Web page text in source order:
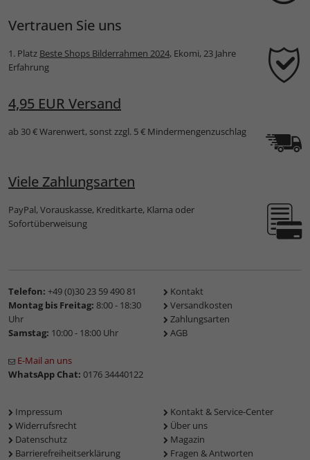
Vertrauen Sie uns
1. Platz Beste Shops Bilderrahmen 2024, Ekomi, 23 Jahre
Erfahrung
4,95 EUR Versand
ab 30 € Warenwert, sonst zzgl. 5 € Mindermengenzuschlag
Viele Zahlungsarten
PayPal, Vorauskasse, Kreditkarte, Klarna oder
Sofortüberweisung
Telefon: +49 (0)30 23 59 490 81
Montag bis Freitag: 8:00 - 18:30
Uhr
Samstag: 10:00 - 18:00 Uhr
E-Mail an uns
WhatsApp Chat: 0176 34440122
Kontakt
Versandkosten
Zahlungsarten
AGB
Impressum
Widerrufsrecht
Datenschutz
Barrierefreiheitserklärung
Kontakt & Service-Center
Über uns
Magazin
Fragen & Antworten